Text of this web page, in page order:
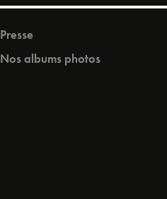
Presse
Nos albums photos